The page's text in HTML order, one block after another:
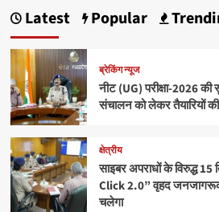
Latest Popular
ब्रेकिंग न्यूज
नीट (UG) परीक्षा-2026 की
संचालन को लेकर तैयारियों की
क्षेत्रीय
साइबर अपराधों के विरुद्ध 15
Click 2.0” वृहद
चलेगा